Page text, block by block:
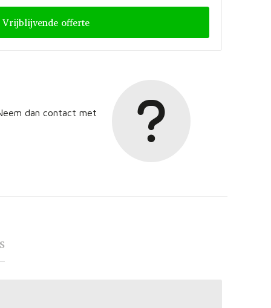
Vrijblijvende offerte
dan contact met